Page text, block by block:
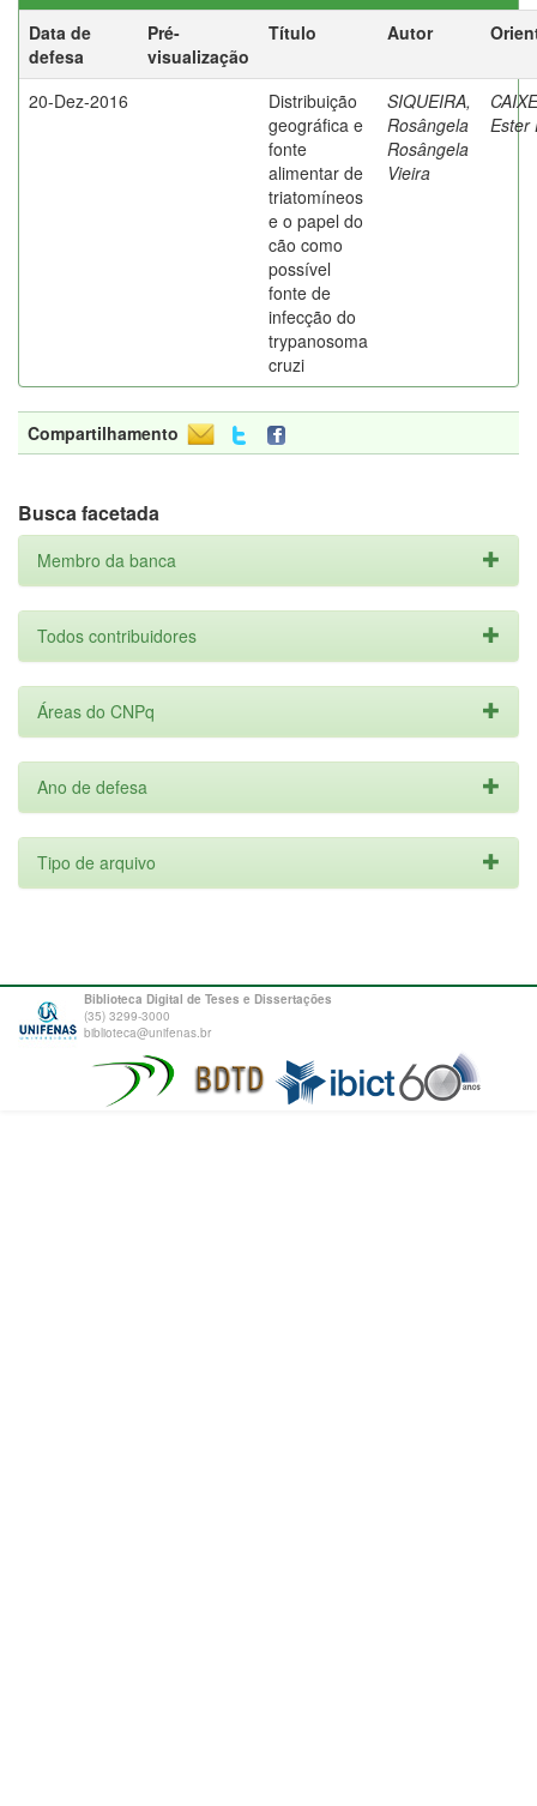
Data de
defesa
Pré-
visualização
Título Autor
20-Dez-2016
Distribuição
geográfica e
fonte
alimentar de
triatomíneos
e o papel do
cão como
possível
fonte de
infecção do
trypanosoma
cruzi
SIQUEIRA,
Rosângela
Rosângela
Vieira
Ester
Compartilhamento
Busca facetada
Membro da banca
Todos contribuidores
Áreas do CNPq
Ano de defesa
Tipo de arquivo
Biblioteca Digital de Teses e Dissertações
(35) 3299-3000
biblioteca@unifenas.br